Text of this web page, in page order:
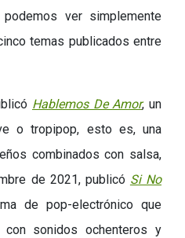
ver simplemente
temas publicados entre
Hablemos De Amor, un
otropipop, esto es, una
combinados con salsa,
de 2021, publicó Si No
de pop-electrónico que
con sonidos ochenteros y